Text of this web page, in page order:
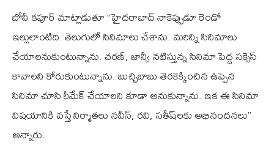
బోనీ కపూర్ మాట్లాడుతూ ‘‘హైదరాబాద్ నాకెప్పుడూ రెండో
ఇల్లులాంటిది. తెలుగులో సినిమాలు చేశాను. మరిన్ని సినిమాలు
చేయాలనుకుంటున్నాను. చరణ్, జాన్వీ నటిస్తున్న సినిమా పెద్ద సక్సెస్
కావాలని కోరుకుంటున్నాను. బుచ్చిబాబు తెరకెక్కించిన ఉప్పెన
సినిమా చూసి రీమేక్ చేయాలని కూడా అనుకున్నాను. ఇక ఈ సినిమా
విషయానికి వస్తే నిర్మాతలు నవీన్, రవి, సతీష్‌లకు అభినందనలు’’
అన్నారు.